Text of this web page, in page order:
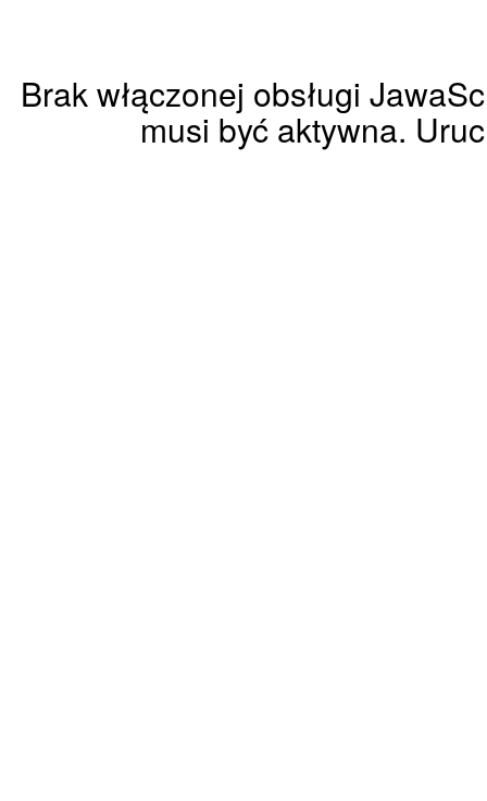
Brak włączonej obsługi
musi być aktywna.